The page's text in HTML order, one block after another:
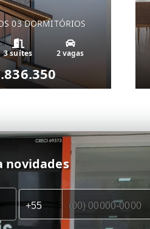
03 DORMITÓRIOS
3 suítes 2 vagas
novidades